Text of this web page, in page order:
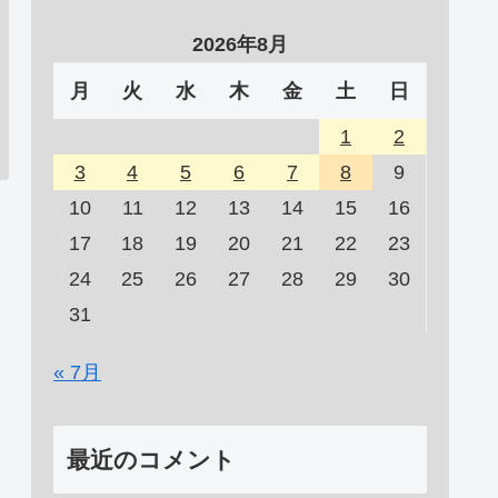
2026年8月
月 火 水 木 金 土 日
1
2
3
4 5 6 7 8
9
10
11 12 13 14 15
16
17
18 19 20 21 22
23
24
25 26 27 28 29
30
31
« 7月
最近のコメント